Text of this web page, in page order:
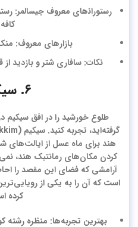
رستوران‍‌های معروف جیسالمر:
بازارهای معروف:
نکات: سافاری شتر و بازدید
۶. سیکیم
طلوع خورشید را در افق سیکیم
گرفته‌اید، تجربه کنید.سیکیم (Sikkim) یکی از رمانتیک‌ترین
هند برای ماه عسل از
کردن مکان‌های رمانتیک هند،
آرامشی که فضای این مقصد را
است که آن را به یکی از
کرده
بهترین تجربه‌ها: منظره رشته